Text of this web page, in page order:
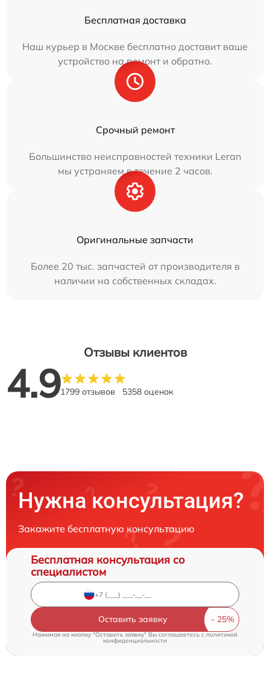
Бесплатная доставка
Наш курьер в Москве бесплатно доставит ваше
устройство на ремонт и обратно.
Срочный ремонт
Большинство неисправностей техники Leran
мы устраняем в течение 2 часов.
Оригинальные запчасти
Более 20 тыс. запчастей от производителя в
наличии на собственных складах.
Отзывы клиентов
4.91799 отзывов 5358 оценок
Нужна консультация?
Закажите бесплатную консультацию
Бесплатная консультация со
специалистом
Оставить заявку
Нажимая на кнопку "Оставить заявку" Вы соглашаетесь c политикой
конфиденциальности